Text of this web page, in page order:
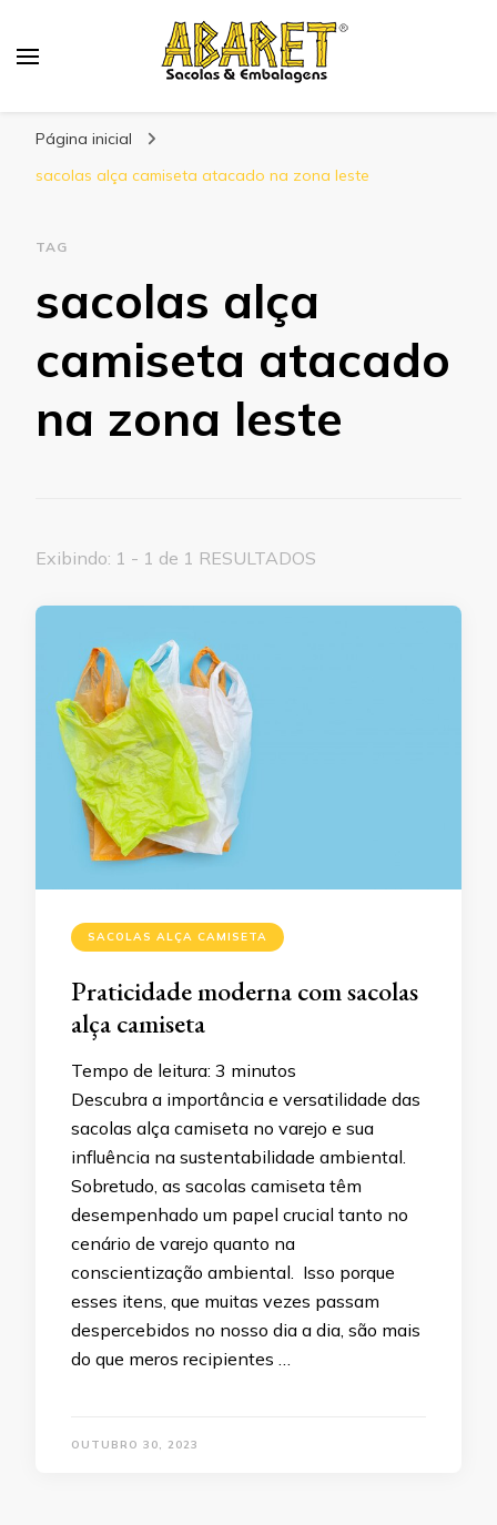
Página inicial
sacolas alça camiseta atacado na zona leste
TAG
sacolas alça
camiseta atacado
na zona leste
Exibindo: 1 - 1 de 1 RESULTADOS
SACOLAS ALÇA CAMISETA
Praticidade moderna com sacolas
alça camiseta
Tempo de leitura: 3 minutos
Descubra a importância e versatilidade das
sacolas alça camiseta no varejo e sua
influência na sustentabilidade ambiental.
Sobretudo, as sacolas camiseta têm
desempenhado um papel crucial tanto no
cenário de varejo quanto na
conscientização ambiental. Isso porque
esses itens, que muitas vezes passam
despercebidos no nosso dia a dia, são mais
do que meros recipientes …
OUTUBRO 30, 2023